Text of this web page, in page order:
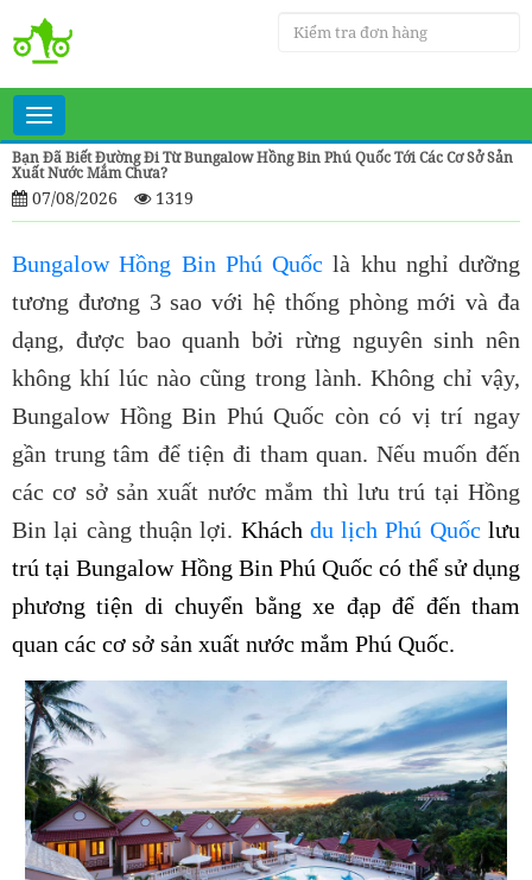
Toggle
navigation
Bạn Đã Biết Đường Đi Từ Bungalow Hồng Bin Phú Quốc Tới Các Cơ Sở Sản
Xuất Nước Mắm Chưa?
07/08/2026 1319
Bungalow Hồng Bin Phú Quốc là khu nghỉ dưỡng
tương đương 3 sao với hệ thống phòng mới và đa
dạng, được bao quanh bởi rừng nguyên sinh nên
không khí lúc nào cũng trong lành. Không chỉ vậy,
Bungalow Hồng Bin Phú Quốc còn có vị trí ngay
gần trung tâm để tiện đi tham quan. Nếu muốn đến
các cơ sở sản xuất nước mắm thì lưu trú tại Hồng
Bin lại càng thuận lợi. Khách du lịch Phú Quốclưu
trú tại Bungalow Hồng Bin Phú Quốc có thể sử dụng
phương tiện di chuyển bằng xe đạp để đến tham
quan các cơ sở sản xuất nước mắm Phú Quốc.